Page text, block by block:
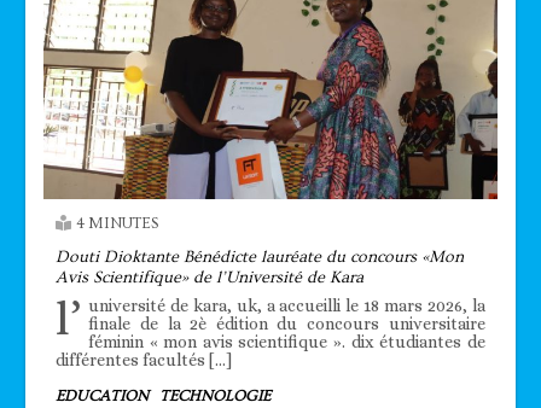
4 MINUTES
Douti Dioktante Bénédicte lauréate du concours «Mon
Avis Scientifique» de l’Université de Kara
l’ université de kara, uk, a accueilli le 18 mars 2026, la
finale de la 2è édition du concours universitaire
féminin « mon avis scientifique ». dix étudiantes de
différentes facultés […]
EDUCATION TECHNOLOGIE